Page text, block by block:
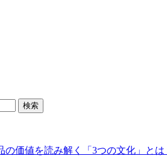
検索
の価値を読み解く「3つの文化」と